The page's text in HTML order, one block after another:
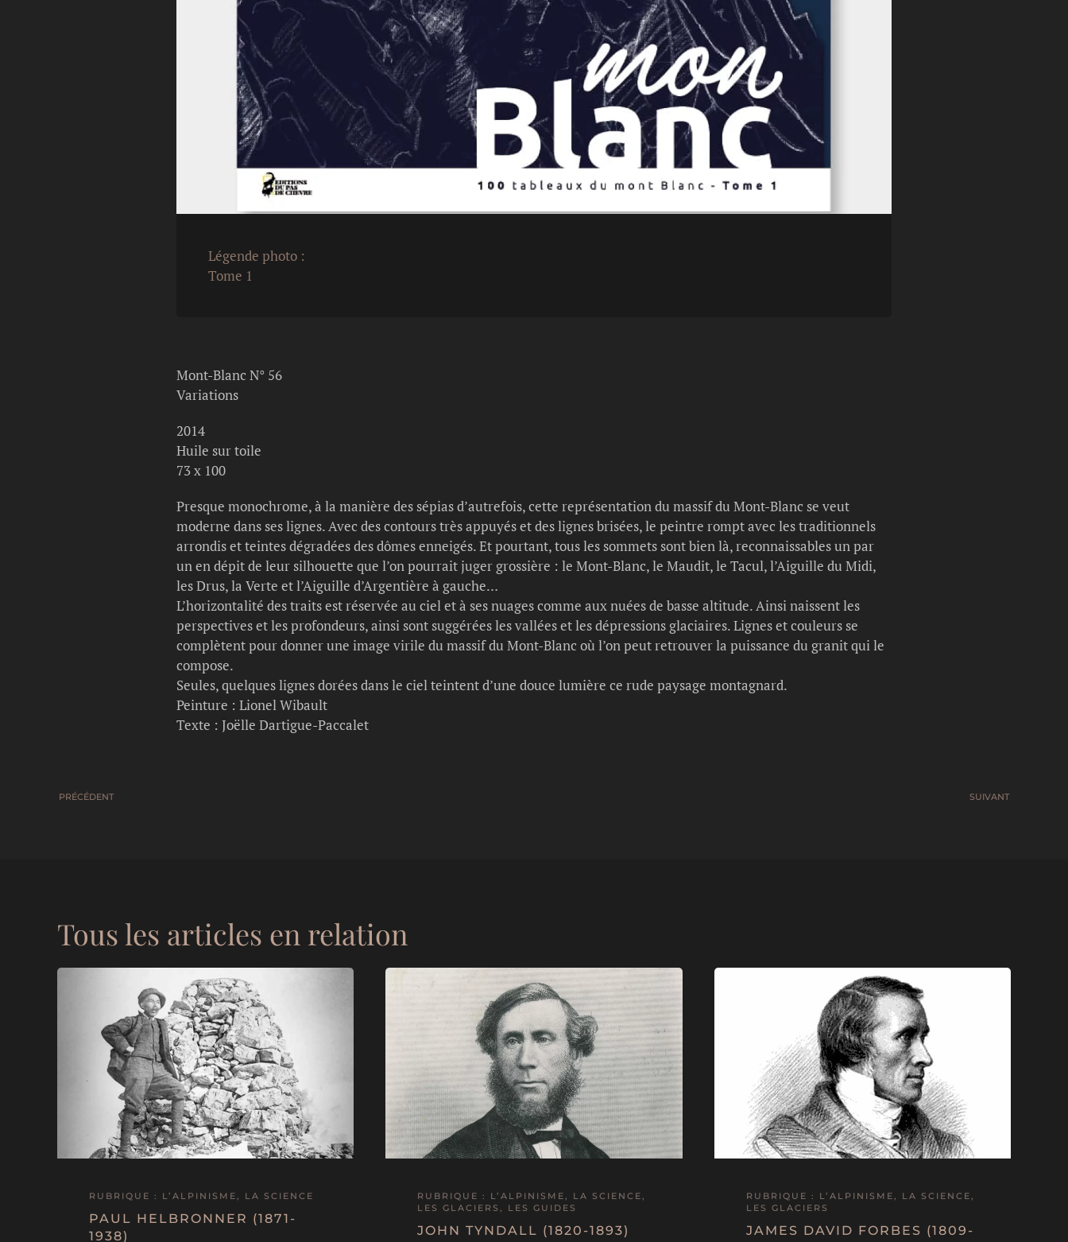
Légende photo :
Tome 1
Mont-Blanc N° 56
Variations
2014
Huile sur toile
73 x 100
Presque monochrome, à la manière des sépias d’autrefois, cette représentation du massif du Mont-Blanc se veut
moderne dans ses lignes. Avec des contours très appuyés et des lignes brisées, le peintre rompt avec les traditionnels
arrondis et teintes dégradées des dômes enneigés. Et pourtant, tous les sommets sont bien là, reconnaissables un par
un en dépit de leur silhouette que l’on pourrait juger grossière : le Mont-Blanc, le Maudit, le Tacul, l’Aiguille du Midi,
les Drus, la Verte et l’Aiguille d’Argentière à gauche…
L’horizontalité des traits est réservée au ciel et à ses nuages comme aux nuées de basse altitude. Ainsi naissent les
perspectives et les profondeurs, ainsi sont suggérées les vallées et les dépressions glaciaires. Lignes et couleurs se
complètent pour donner une image virile du massif du Mont-Blanc où l’on peut retrouver la puissance du granit qui le
compose.
Seules, quelques lignes dorées dans le ciel teintent d’une douce lumière ce rude paysage montagnard.
Peinture : Lionel Wibault
Texte : Joëlle Dartigue-Paccalet
PRÉCÉDENT SUIVANT
Tous les articles en relation
RUBRIQUE : L’ALPINISME, LA SCIENCE
PAUL HELBRONNER (1871-
1938)
RUBRIQUE : L’ALPINISME, LA SCIENCE,
LES GLACIERS, LES GUIDES
JOHN TYNDALL (1820-1893)
RUBRIQUE : L’ALPINISME, LA SCIENCE,
LES GLACIERS
JAMES DAVID FORBES (1809-